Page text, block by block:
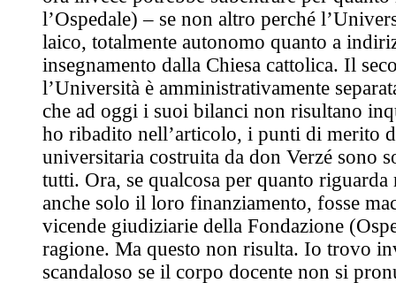
l’Ospedale) – se non altro perché
laico, totalmente autonomo quanto a
insegnamento dalla Chiesa cattolica. Il
l’Università è amministrativamente
che ad oggi i suoi bilanci non risultano
ho ribadito nell’articolo, i punti di merito
universitaria costruita da don Verzé sono
tutti. Ora, se qualcosa per quanto
anche solo il loro finanziamento, fosse
vicende giudiziarie della Fondazione
ragione. Ma questo non risulta. Io trovo
scandaloso se il corpo docente non si